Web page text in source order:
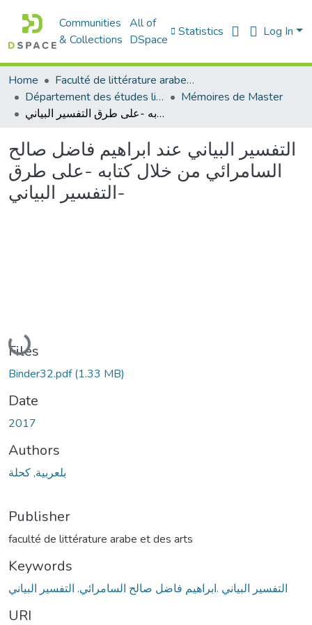
Communities
& Collections
All of
DSpace
Statistics Log In
Home
Faculté de littérature arabe et des arts
Département des études littéraires et critiques
Mémoires de Master
التفسير البياني عند ابراهيم فاضل صالح السامرائي من خلال كتابه -على طرق التفسير البياني-
التفسير البياني عند ابراهيم فاضل صالح
السامرائي من خلال كتابه -على طرق
التفسير البياني-
Loading...
Files
Binder32.pdf(1.33 MB)
Date
2017
Authors
بلعربية, كحلة
Publisher
faculté de littérature arabe et des arts
Keywords
التفسير البياني .ابراهيم فاضل صالح السامرائي. التفسير البياني
URI